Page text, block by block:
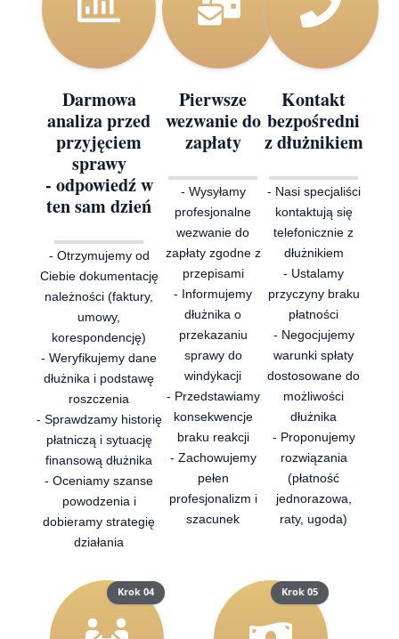
Darmowa
analiza przed
przyjęciem
sprawy
- odpowiedź w
ten sam dzień
- Otrzymujemy od
Ciebie dokumentację
należności (faktury,
umowy,
korespondencję)
- Weryfikujemy dane
dłużnika i podstawę
roszczenia
- Sprawdzamy historię
płatniczą i sytuację
finansową dłużnika
- Oceniamy szanse
powodzenia i
dobieramy strategię
działania
Pierwsze
wezwanie do
zapłaty
- Wysyłamy
profesjonalne
wezwanie do
zapłaty zgodne z
przepisami
- Informujemy
dłużnika o
przekazaniu
sprawy do
windykacji
- Przedstawiamy
konsekwencje
braku reakcji
- Zachowujemy
pełen
profesjonalizm i
szacunek
Kontakt
bezpośredni
z dłużnikiem
- Nasi specjaliści
kontaktują się
telefonicznie z
dłużnikiem
- Ustalamy
przyczyny braku
płatności
- Negocjujemy
warunki spłaty
dostosowane do
możliwości
dłużnika
- Proponujemy
rozwiązania
(płatność
jednorazowa,
raty, ugoda)
Krok 04 Krok 05